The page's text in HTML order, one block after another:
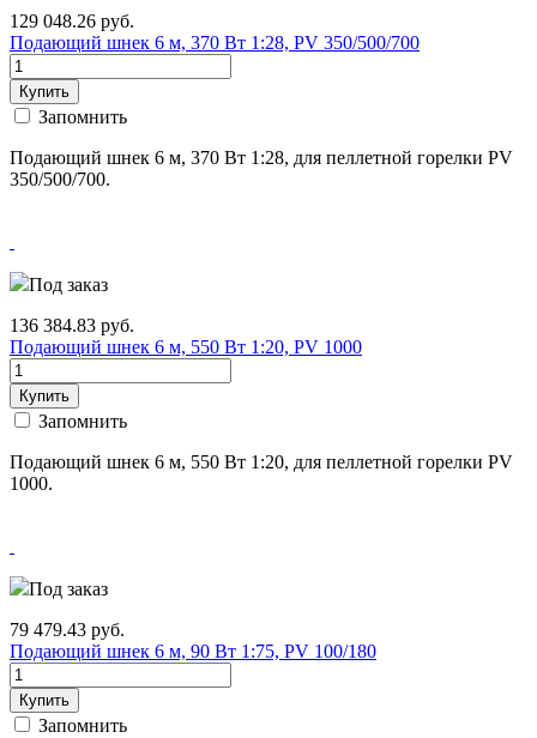
129 048.26 руб.
Подающий шнек 6 м, 370 Вт 1:28, PV 350/500/700
Купить
Запомнить
Подающий шнек 6 м, 370 Вт 1:28, для пеллетной горелки PV
350/500/700.
Под заказ
136 384.83 руб.
Подающий шнек 6 м, 550 Вт 1:20, PV 1000
Купить
Запомнить
Подающий шнек 6 м, 550 Вт 1:20, для пеллетной горелки PV
1000.
Под заказ
79 479.43 руб.
Подающий шнек 6 м, 90 Вт 1:75, PV 100/180
Купить
Запомнить